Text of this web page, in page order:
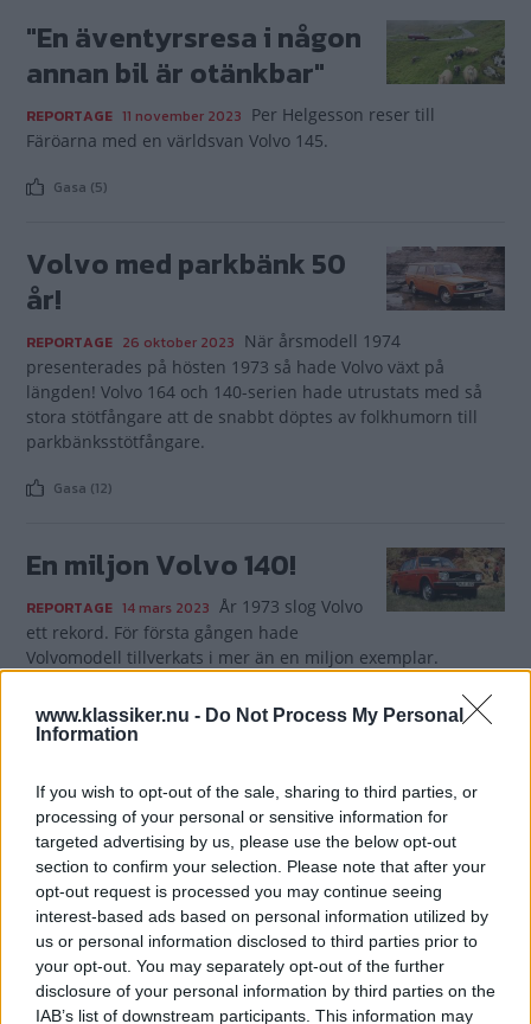
www.klassiker.nu - Do Not Process My Personal
Information
If you wish to opt-out of the sale, sharing to third parties, or
processing of your personal or sensitive information for
targeted advertising by us, please use the below opt-out
section to confirm your selection. Please note that after your
opt-out request is processed you may continue seeing
interest-based ads based on personal information utilized by
us or personal information disclosed to third parties prior to
your opt-out. You may separately opt-out of the further
disclosure of your personal information by third parties on the
IAB’s list of downstream participants. This information may
"En äventyrsresa i någon
annan bil är otänkbar"
REPORTAGE 11 november 2023 Per Helgesson reser till
Färöarna med en världsvan Volvo 145.
Gasa (5)
Volvo med parkbänk 50
år!
REPORTAGE 26 oktober 2023 När årsmodell 1974
presenterades på hösten 1973 så hade Volvo växt på
längden! Volvo 164 och 140-serien hade utrustats med så
stora stötfångare att de snabbt döptes av folkhumorn till
parkbänksstötfångare.
Gasa (12)
En miljon Volvo 140!
REPORTAGE 14 mars 2023 År 1973 slog Volvo
ett rekord. För första gången hade
Volvomodell tillverkats i mer än en miljon exemplar.
Gasa (5)
Volvo 142 De Luxe 1973:
Solklart
MODELL 8 mars 2023
Allt var toppen med 1973 års Volvo 140!
Det tyckte motorjournalisterna, det tyckte nybilsköparna och
med tiden blev årsmodellen den mest eftertraktade som
ungdomsbil. För Peter Brobäck var en -73:a också
förstabilen – hur toppar man det?
Gasa (49)